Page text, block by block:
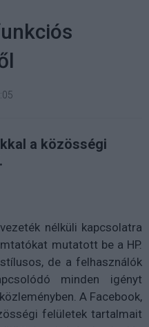
a közösségi
nélküli kapcsolatra
mutatott be a HP.
de a felhasználók
minden igényt
A Facebook,
felületek tartalmait